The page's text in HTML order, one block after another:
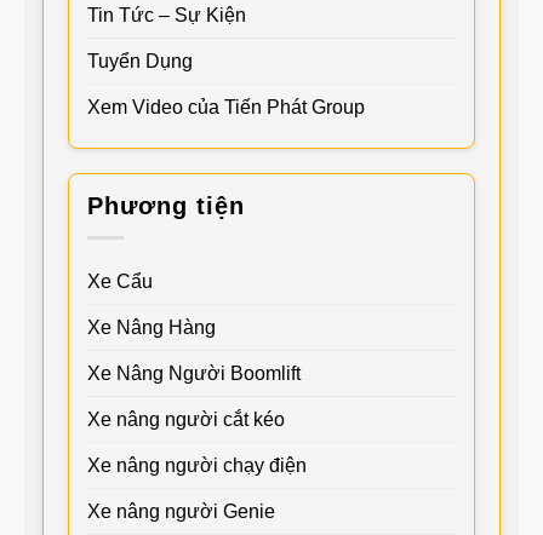
Tin Tức – Sự Kiện
Tuyển Dụng
Xem Video của Tiến Phát Group
Phương tiện
Xe Cẩu
Xe Nâng Hàng
Xe Nâng Người Boomlift
Xe nâng người cắt kéo
Xe nâng người chạy điện
Xe nâng người Genie